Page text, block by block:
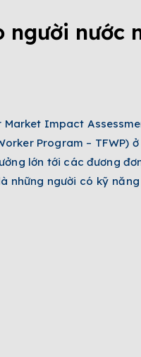
người nước
Market Impact
Program – TFWP) ở
lớn tới các đương
những người có kỹ